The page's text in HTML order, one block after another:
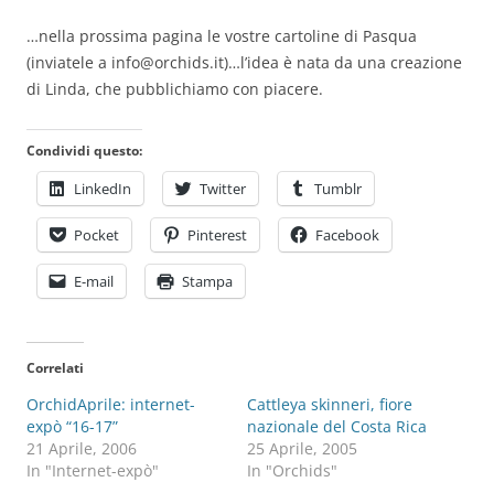
…nella prossima pagina le vostre cartoline di Pasqua
(inviatele a info@orchids.it)…l’idea è nata da una creazione
di Linda, che pubblichiamo con piacere.
Condividi questo:
LinkedIn Twitter Tumblr
Pocket Pinterest Facebook
E-mail Stampa
Correlati
OrchidAprile: internet-
expò “16-17”
21 Aprile, 2006
In "Internet-expò"
Cattleya skinneri, fiore
nazionale del Costa Rica
25 Aprile, 2005
In "Orchids"